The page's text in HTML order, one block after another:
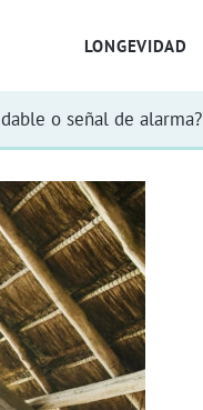
LONGEVIDAD
o señal de alarma?